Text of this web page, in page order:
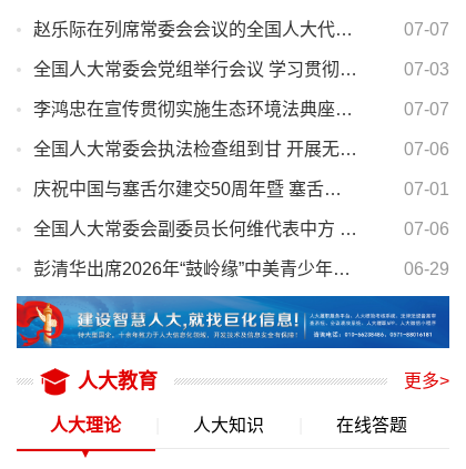
赵乐际在列席常委会会议的全国人大代表座谈会上的讲话 07-07
全国人大常委会党组举行会议 学习贯彻习近平总书记在庆祝中国共产党成立105周年大会上的重要讲话精神和习近平党建思想 赵乐际主持并讲话 07-03
李鸿忠在宣传贯彻实施生态环境法典座谈会上强调 深入贯彻习近平生态文明思想 推动生态环境法典高质量实施 07-07
全国人大常委会执法检查组到甘 开展无障碍环境建设法执法检查 07-06
庆祝中国与塞舌尔建交50周年暨 塞舌尔独立50周年招待会在京举行 07-01
全国人大常委会副委员长何维代表中方 出席伊朗已故最高领袖哈梅内伊葬礼 07-06
彭清华出席2026年“鼓岭缘”中美青少年棒球友谊赛 暨体育交流周开幕式 06-29
人大教育 更多>
人大理论 人大知识 在线答题